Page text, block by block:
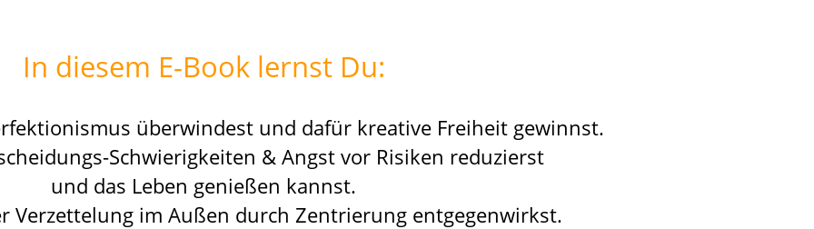
In diesem E-Book lernst Du:
überwindest und dafür kreative Freiheit gewinnst.
Schwierigkeiten & Angst vor Risiken reduzierst
und das Leben genießen kannst.
Verzettelung im Außen durch Zentrierung entgegenwirkst.